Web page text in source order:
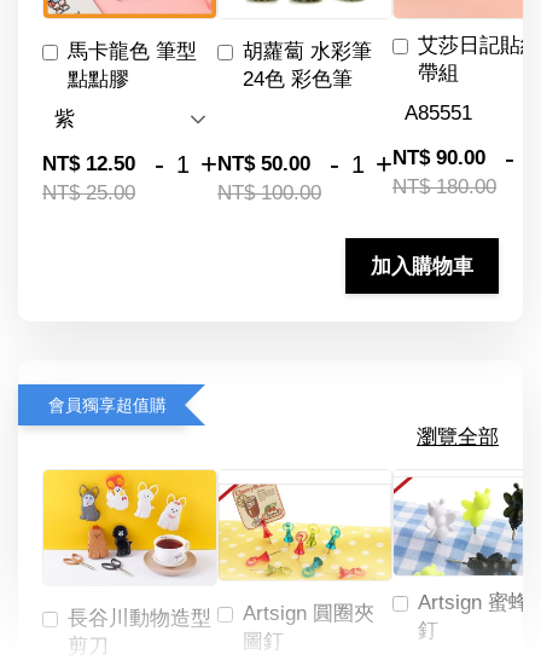
馬卡龍色 筆型
點點膠
NT$ 12.50
NT$ 25.00
- +
胡蘿蔔 水彩筆
24色 彩色筆
NT$ 50.00
NT$ 100.00
- +
艾莎日記貼
帶組
NT$ 90.00
NT$ 180.00
-
加入購物車
會員獨享超值購
瀏覽全部
長谷川動物造型
剪刀
Artsign 圓圈夾
圖釘
Artsign 蜜蜂
釘